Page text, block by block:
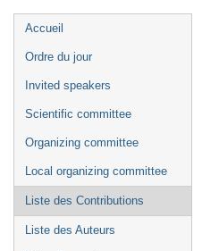
Menu
de
Accueil
Ordre du jour
Invited speakers
Scientific committee
Organizing committee
Local organizing committee
Liste des Contributions
Liste des Auteurs